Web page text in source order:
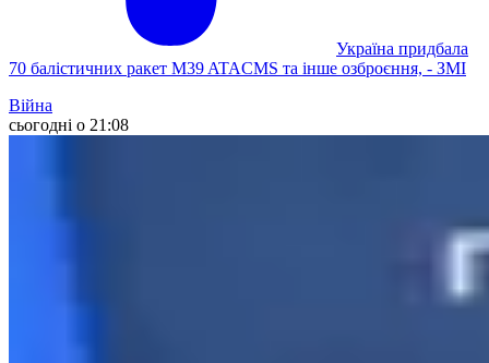
Україна придбала
70 балістичних ракет M39 ATACMS та інше озброєння, - ЗМІ
Війна
сьогодні о 21:08